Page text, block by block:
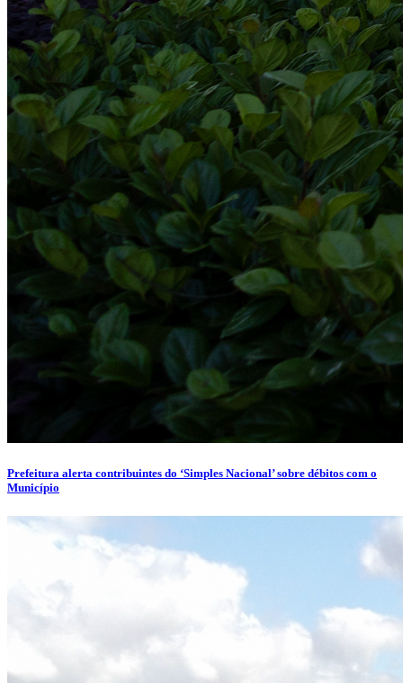
Prefeitura alerta contribuintes do ‘Simples Nacional’ sobre débitos com o
Município